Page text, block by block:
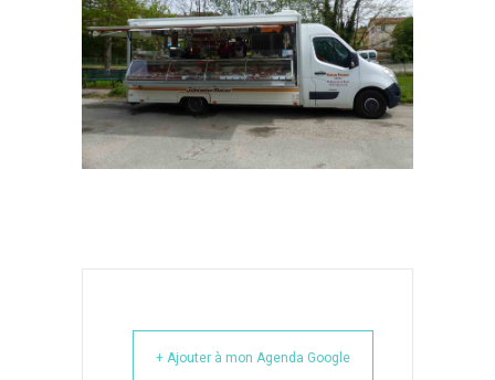
+ Ajouter à mon Agenda Google